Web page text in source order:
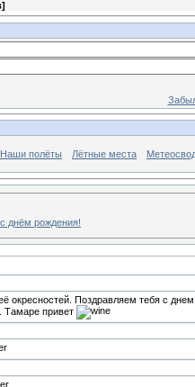
]
Наши полёты Лётные места
днём рождения!
окресностей. Поздравляем тебя с
Тамаре привет